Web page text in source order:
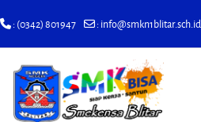
: (0342) 801947 : info@smkn1blitar.sch.id